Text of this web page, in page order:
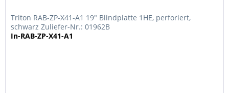
Triton RAB-ZP-X41-A1 19" Blindplatte 1HE, perforiert,
schwarz Zuliefer-Nr.: 01962B
In-RAB-ZP-X41-A1